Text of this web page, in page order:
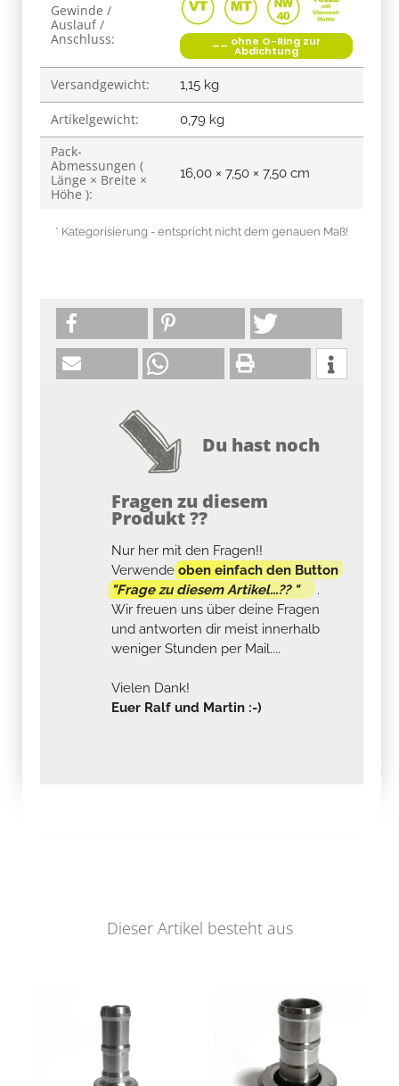
Gewinde /
Auslauf /
Anschluss:
__ ohne O-Ring zur
Abdichtung
Versandgewicht: 1,15 kg
Artikelgewicht: 0,79 kg
Pack-
Abmessungen (
Länge × Breite ×
Höhe ):
16,00 × 7,50 × 7,50 cm
* Kategorisierung - entspricht nicht dem genauen Maß!
Du hast noch
Fragen zu diesem
Produkt ??
Nur her mit den Fragen!!
Verwendeoben einfach den Button
"Frage zu diesem Artikel...?? "
.
Wir freuen uns über deine Fragen
und antworten dir meist innerhalb
weniger Stunden per Mail....
Vielen Dank!
Euer Ralf und Martin :-)
Dieser Artikel besteht aus